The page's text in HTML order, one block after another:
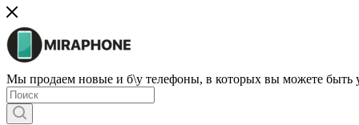
Мы продаем новые и б\у телефоны, в которых вы можете быть